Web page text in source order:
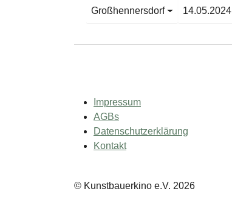
Großhennersdorf 14.05.2024
Impressum
AGBs
Datenschutzerklärung
Kontakt
© Kunstbauerkino e.V. 2026